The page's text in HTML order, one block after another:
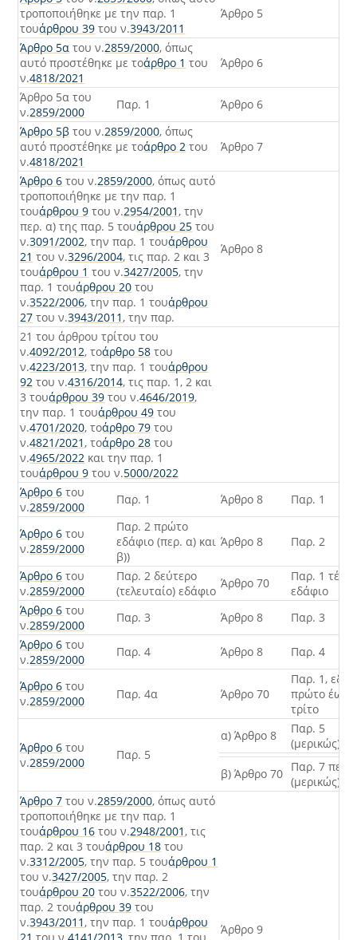
τροποποιήθηκε με την παρ. 1
τουάρθρου 39 του ν.3943/2011
Άρθρο 5
Άρθρο 5α του ν.2859/2000, όπως
αυτό προστέθηκε με τοάρθρο 1 του
ν.4818/2021
Άρθρο 6
Άρθρο 5α του
ν.2859/2000
Παρ. 1
Άρθρο 6
Άρθρο 5β του ν.2859/2000, όπως
αυτό προστέθηκε με τοάρθρο 2 του
ν.4818/2021
Άρθρο 7
Άρθρο 6 του ν.2859/2000, όπως αυτό
τροποποιήθηκε με την παρ. 1
τουάρθρου 9 του ν.2954/2001 , την
περ. α) της παρ. 5 τουάρθρου 25 του
ν.3091/2002, την παρ. 1 τουάρθρου
21 του ν.3296/2004, τις παρ. 2 και 3
τουάρθρου 1 του ν.3427/2005, την
παρ. 1 τουάρθρου 20 του
ν.3522/2006, την παρ. 1 τουάρθρου
27 του ν.3943/2011 , την παρ.
Άρθρο 8
21 του άρθρου τρίτου του
ν.4092/2012, τοάρθρο 58 του
ν.4223/2013, την παρ. 1 τουάρθρου
92 του ν.4316/2014, τις παρ. 1, 2 και
3 τουάρθρου 39 του ν.4646/2019,
την παρ. 1 τουάρθρου 49 του
ν.4701/2020, τοάρθρο 79 του
ν.4821/2021 , τοάρθρο 28 του
ν.4965/2022 και την παρ. 1
τουάρθρου 9 του ν.5000/2022
Άρθρο 6 του
ν.2859/2000
Παρ. 1 Άρθρο 8 Παρ. 1
Άρθρο 6 του
ν.2859/2000
Παρ. 2 πρώτο
εδάφιο (περ. α) και
β))
Άρθρο 8 Παρ. 2
Άρθρο 6 του
ν.2859/2000
Παρ. 2 δεύτερο
(τελευταίο) εδάφιο
Άρθρο 70
Παρ. 1
εδάφιο
Άρθρο 6 του
ν.2859/2000
Παρ. 3 Άρθρο 8
Παρ. 3
Άρθρο 6 του
ν.2859/2000
Παρ. 4 Άρθρο 8 Παρ. 4
Άρθρο 6 του
ν.2859/2000 Παρ. 4α Άρθρο 70
Παρ. 1,
πρώτο έως
τρίτο
Άρθρο 6 του
ν.2859/2000
Παρ. 5
α) Άρθρο 8
Παρ. 5
(μερικώς)
β) Άρθρο 70 Παρ. 7 περ.
(μερικώς)
Άρθρο 7 του ν.2859/2000, όπως αυτό
τροποποιήθηκε με την παρ. 1
τουάρθρου 16 του ν.2948/2001 , τις
παρ. 2 και 3 τουάρθρου 18 του
ν.3312/2005, την παρ. 5 τουάρθρου 1
του ν.3427/2005, την παρ. 2
τουάρθρου 20 του ν.3522/2006, την
παρ. 2 τουάρθρου 39 του
ν.3943/2011 , την παρ. 1 τουάρθρου
21 του ν.4141/2013 , την παρ. 1 του
Άρθρο 9